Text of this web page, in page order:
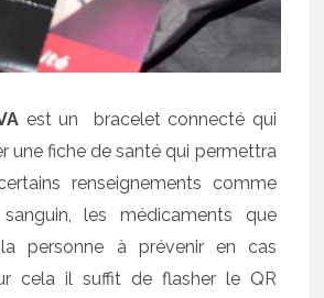
est un bracelet connecté qui
une fiche de santé qui permettra
renseignements comme
les médicaments que
personne à prévenir en cas
cela il suffit de flasher le QR